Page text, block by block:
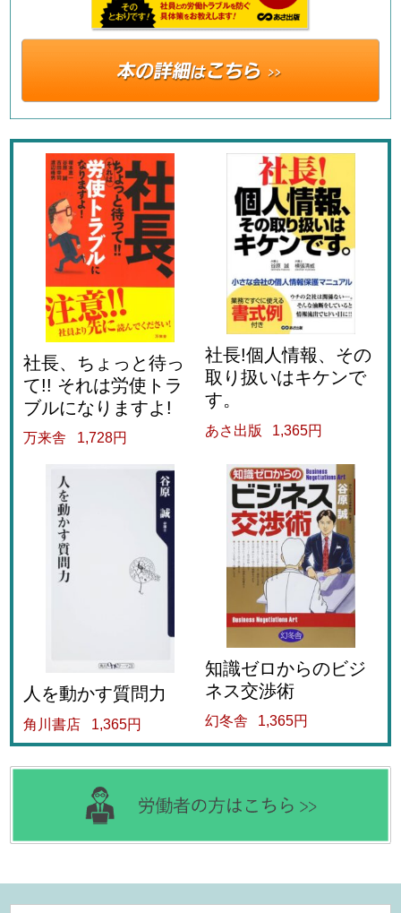
社長、ちょっと待っ
て!! それは労使トラ
ブルになりますよ!
万来舎 1,728円
社長!個人情報、その
取り扱いはキケンで
す。
あさ出版 1,365円
人を動かす質問力
角川書店 1,365円
知識ゼロからのビジ
ネス交渉術
幻冬舎 1,365円